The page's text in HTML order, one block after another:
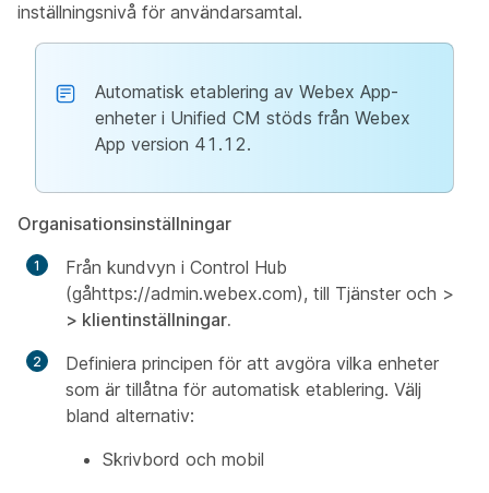
inställningsnivå för användarsamtal.
Automatisk etablering av Webex App-
enheter i Unified CM stöds från Webex
App version 41.12.
Organisationsinställningar
Från kundvyn i Control Hub
(gåhttps://admin.webex.com), till Tjänster och >
> klientinställningar.
Definiera principen för att avgöra vilka enheter
som är tillåtna för automatisk etablering. Välj
bland alternativ:
Skrivbord och mobil